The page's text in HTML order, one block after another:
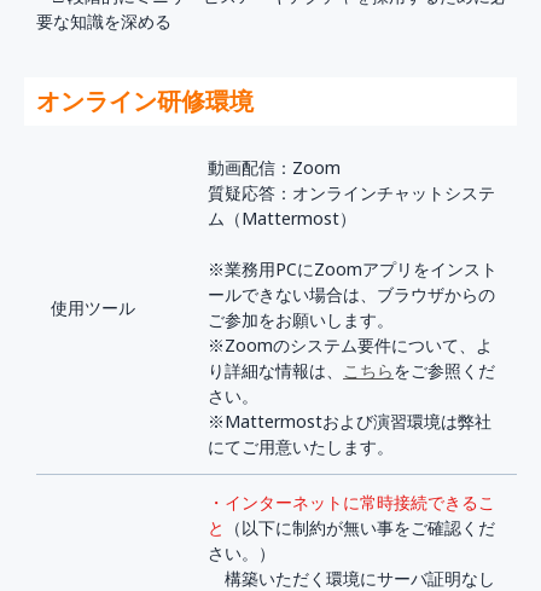
要な知識を深める
オンライン研修環境
使用ツール
動画配信：Zoom
質疑応答：オンラインチャットシステ
ム（Mattermost）
※業務用PCにZoomアプリをインスト
ールできない場合は、ブラウザからの
ご参加をお願いします。
※Zoomのシステム要件について、よ
り詳細な情報は、 こちらをご参照くだ
さい。
※Mattermostおよび演習環境は弊社
にてご用意いたします。
・インターネットに常時接続できるこ
と
（以下に制約が無い事をご確認くだ
さい。）
構築いただく環境にサーバ証明なし